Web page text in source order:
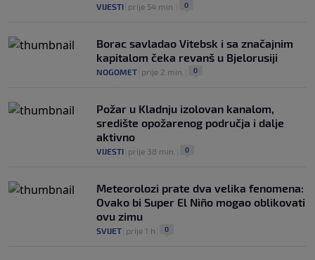
VIJESTI prije 54 min. 0
Borac savladao Vitebsk i sa značajnim
kapitalom čeka revanš u Bjelorusiji
NOGOMET prije 2 min. 0
Požar u Kladnju izolovan kanalom,
središte opožarenog područja i dalje
aktivno
VIJESTI prije 38 min. 0
Meteorolozi prate dva velika fenomena:
Ovako bi Super El Niño mogao oblikovati
ovu zimu
SVIJET prije 1 h 0